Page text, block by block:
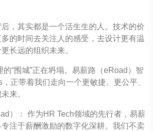
，其实都是一个活生生的人。技术的价
的时间去关注人的感受，去设计更有温
长远的组织未来。
“围城”正在坍塌。易薪路（eRoad）智
正带着我们走向一个更敏捷、更公平、
来。
）： 作为HR Tech领域的先行者，易薪
注于薪酬激励的数字化深耕。我们不卖